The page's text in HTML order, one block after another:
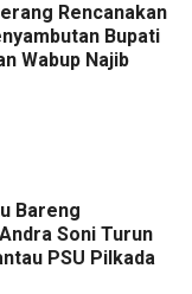
Rencanakan
Bupati
Wabup Najib
Bareng
Soni Turun
PSU Pilkada